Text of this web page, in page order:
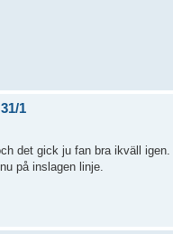
1
det gick ju fan bra ikväll igen.
på inslagen linje.